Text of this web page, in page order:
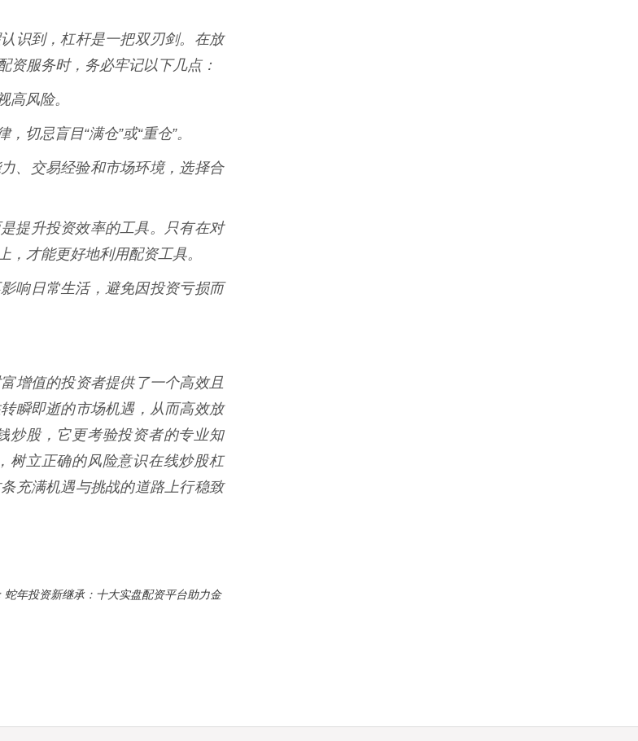
识到，杠杆是一把双刃剑。在放
资服务时，务必牢记以下几点：
风险。
切忌盲目“满仓”或“重仓”。
、交易经验和市场环境，选择合
提升投资效率的工具。只有在对
才能更好地利用配资工具。
响日常生活，避免因投资亏损而
增值的投资者提供了一个高效且
瞬即逝的市场机遇，从而高效放
炒股，它更考验投资者的专业知
树立正确的风险意识在线炒股杠
充满机遇与挑战的道路上行稳致
蛇年投资新继承：十大实盘配资平台助力金